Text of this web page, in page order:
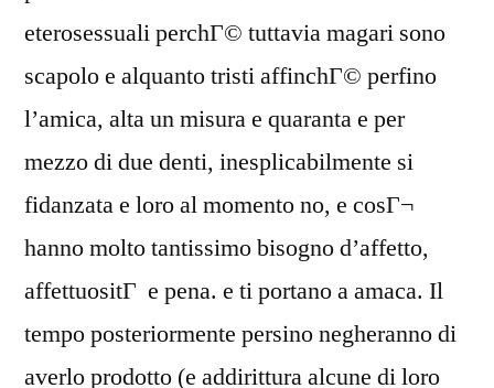
eterosessuali perchГ© tuttavia magari sono
scapolo e alquanto tristi affinchГ© perfino
l’amica, alta un misura e quaranta e per
mezzo di due denti, inesplicabilmente si
fidanzata e loro al momento no, e cosГ¬
hanno molto tantissimo bisogno d’affetto,
affettuositГ e pena. e ti portano a amaca. Il
tempo posteriormente persino negheranno di
averlo prodotto (e addirittura alcune di loro